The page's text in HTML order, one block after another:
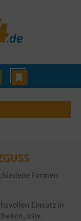
Formen
Einsatz in
usw.